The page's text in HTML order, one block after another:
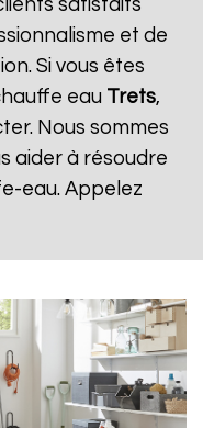
satisfaits
et de
Si vous êtes
eau Trets,
Nous sommes
aider à résoudre
eau. Appelez